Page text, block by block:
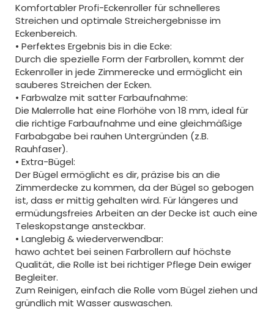
Komfortabler Profi-Eckenroller für schnelleres
Streichen und optimale Streichergebnisse im
Eckenbereich.
• Perfektes Ergebnis bis in die Ecke:
Durch die spezielle Form der Farbrollen, kommt der
Eckenroller in jede Zimmerecke und ermöglicht ein
sauberes Streichen der Ecken.
• Farbwalze mit satter Farbaufnahme:
Die Malerrolle hat eine Florhöhe von 18 mm, ideal für
die richtige Farbaufnahme und eine gleichmäßige
Farbabgabe bei rauhen Untergründen (z.B.
Rauhfaser).
• Extra-Bügel:
Der Bügel ermöglicht es dir, präzise bis an die
Zimmerdecke zu kommen, da der Bügel so gebogen
ist, dass er mittig gehalten wird. Für längeres und
ermüdungsfreies Arbeiten an der Decke ist auch eine
Teleskopstange ansteckbar.
• Langlebig & wiederverwendbar:
hawo achtet bei seinen Farbrollern auf höchste
Qualität, die Rolle ist bei richtiger Pflege Dein ewiger
Begleiter.
Zum Reinigen, einfach die Rolle vom Bügel ziehen und
gründlich mit Wasser auswaschen.